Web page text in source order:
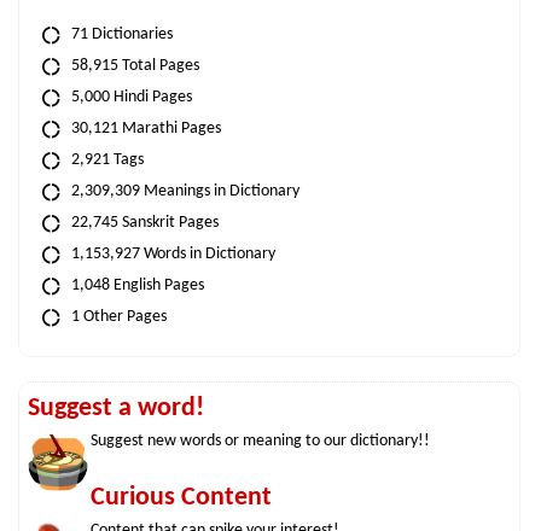
71 Dictionaries
58,915 Total Pages
5,000 Hindi Pages
30,121 Marathi Pages
2,921 Tags
2,309,309 Meanings in Dictionary
22,745 Sanskrit Pages
1,153,927 Words in Dictionary
1,048 English Pages
1 Other Pages
Suggest a word!
Suggest new words or meaning to our dictionary!!
Curious Content